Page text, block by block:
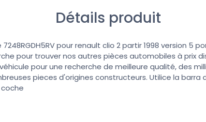
Détails produit
pour renault clio 2 partir 1998 version 5
pour trouver nos autres pièces automobiles à prix
pour une recherche de meilleure qualité, des
pieces d'origines constructeurs. Utilice la barra